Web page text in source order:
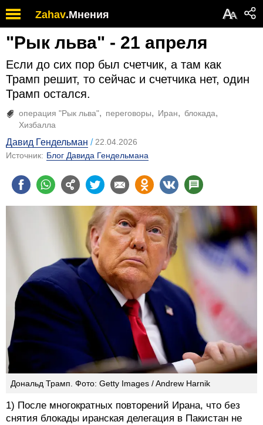
Zahav.Мнения АА
"Рык льва" - 21 апреля
Если до сих пор был счетчик, а там как
Трамп решит, то сейчас и счетчика нет, один
Трамп остался.
операция "Рык льва" переговоры Иран
блокада
Хизбалла
Давид Гендельман
22.04.2026
Источник: Блог Давида Гендельмана
Дональд Трамп. Фото: Getty Images / Andrew Harnik
1) После многократных повторений Ирана, что без
снятия блокады иранская делегация в Пакистан не